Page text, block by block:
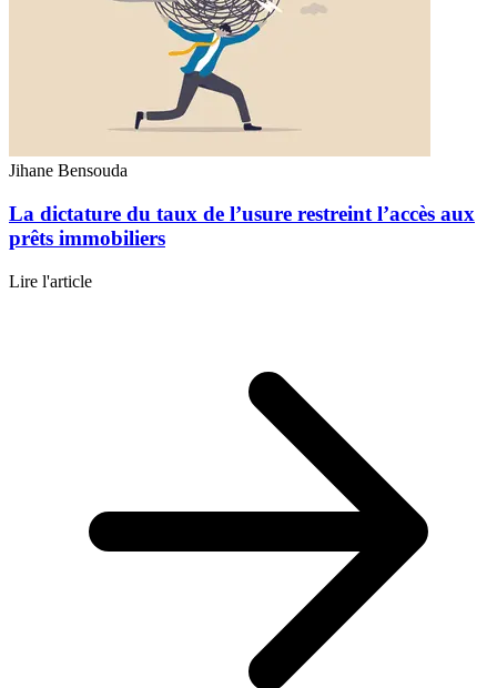
Jihane Bensouda
La dictature du taux de l’usure restreint l’accès aux
prêts immobiliers
Lire l'article